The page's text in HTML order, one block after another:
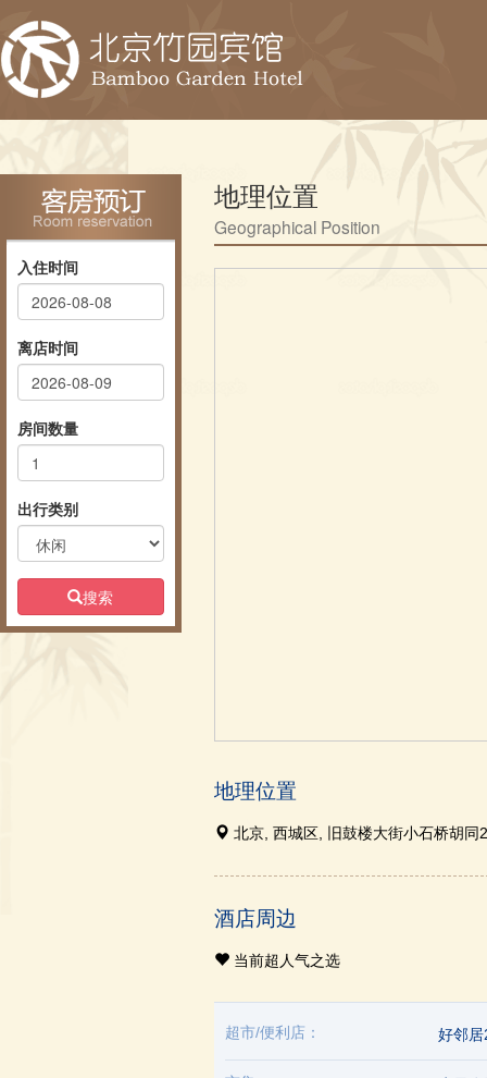
入住时间
离店时间
房间数量
出行类别
搜索
地理位置
Geographical Position
地理位置
北京, 西城区, 旧鼓楼大街小石桥胡同
酒店周边
当前超人气之选
超市/便利店： 好邻